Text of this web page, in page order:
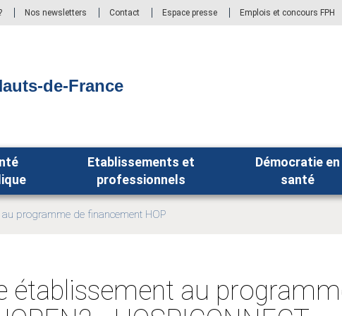
Nos newsletters Contact Espace presse Emplois et concours FPH
de-France
Etablissements et
professionnels
Démocratie en
santé
programme de financement HOP
établissement au